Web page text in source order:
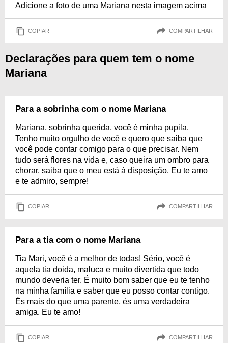
Adicione a foto de uma Mariana nesta imagem acima
COPIAR COMPARTILHAR
Declarações para quem tem o nome
Mariana
Para a sobrinha com o nome Mariana
Mariana, sobrinha querida, você é minha pupila.
Tenho muito orgulho de você e quero que saiba que
você pode contar comigo para o que precisar. Nem
tudo será flores na vida e, caso queira um ombro para
chorar, saiba que o meu está à disposição. Eu te amo
e te admiro, sempre!
COPIAR COMPARTILHAR
Para a tia com o nome Mariana
Tia Mari, você é a melhor de todas! Sério, você é
aquela tia doida, maluca e muito divertida que todo
mundo deveria ter. É muito bom saber que eu te tenho
na minha família e saber que eu posso contar contigo.
És mais do que uma parente, és uma verdadeira
amiga. Eu te amo!
COPIAR COMPARTILHAR